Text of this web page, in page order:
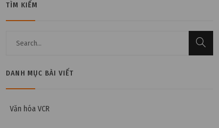
TÌM KIẾM
DANH MỤC BÀI VIẾT
Văn hóa VCR